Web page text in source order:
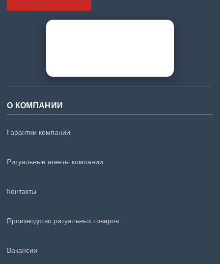
О КОМПАНИИ
Гарантии компании
Ритуальные агенты компании
Контакты
Производство ритуальных товаров
Вакансии